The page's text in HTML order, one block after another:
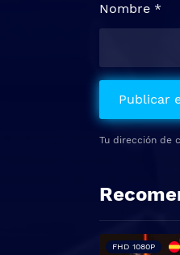
Tu dirección de
Nombre *
FHD 1080P